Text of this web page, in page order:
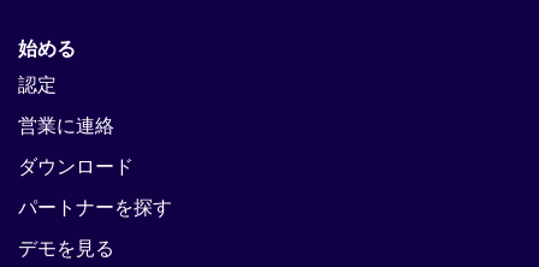
始める
認定
営業に連絡
ダウンロード
パートナーを探す
デモを見る